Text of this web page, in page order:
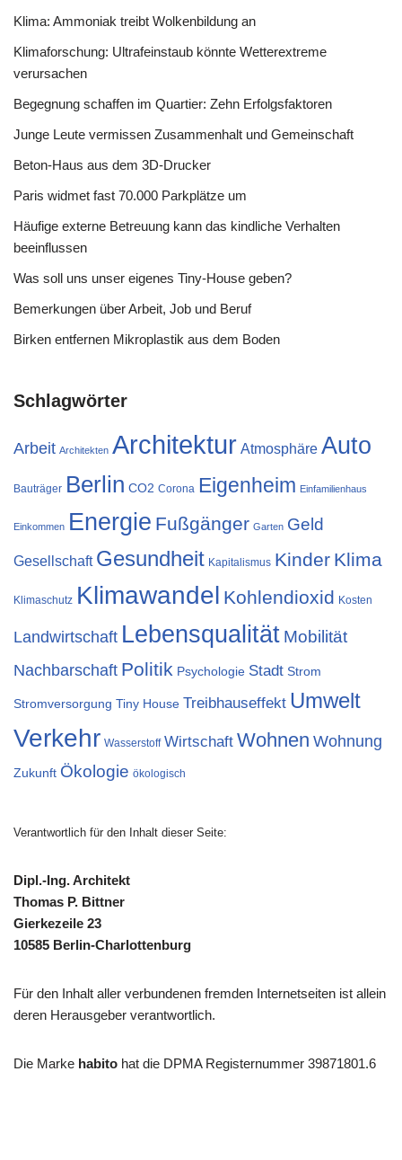
Klima: Ammoniak treibt Wolkenbildung an
Klimaforschung: Ultrafeinstaub könnte Wetterextreme
verursachen
Begegnung schaffen im Quartier: Zehn Erfolgsfaktoren
Junge Leute vermissen Zusammenhalt und Gemeinschaft
Beton-Haus aus dem 3D-Drucker
Paris widmet fast 70.000 Parkplätze um
Häufige externe Betreuung kann das kindliche Verhalten
beeinflussen
Was soll uns unser eigenes Tiny-House geben?
Bemerkungen über Arbeit, Job und Beruf
Birken entfernen Mikroplastik aus dem Boden
Schlagwörter
Arbeit Architekten Architektur Atmosphäre Auto
Bauträger Berlin CO2 Corona Eigenheim Einfamilienhaus
Einkommen Energie Fußgänger Garten Geld
Gesellschaft Gesundheit Kapitalismus Kinder Klima
Klimaschutz Klimawandel Kohlendioxid Kosten
Landwirtschaft Lebensqualität Mobilität
Nachbarschaft Politik Psychologie Stadt Strom
Stromversorgung Tiny House Treibhauseffekt Umwelt
Verkehr Wasserstoff Wirtschaft Wohnen Wohnung
Zukunft Ökologie ökologisch
Verantwortlich für den Inhalt dieser Seite:
Dipl.-Ing. Architekt
Thomas P. Bittner
Gierkezeile 23
10585 Berlin-Charlottenburg
Für den Inhalt aller verbundenen fremden Internetseiten ist allein
deren Herausgeber verantwortlich.
Die Marke habito hat die DPMA Registernummer 39871801.6